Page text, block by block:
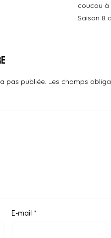
coucou à
Saison 8
pas publiée. Les champs
E-mail *